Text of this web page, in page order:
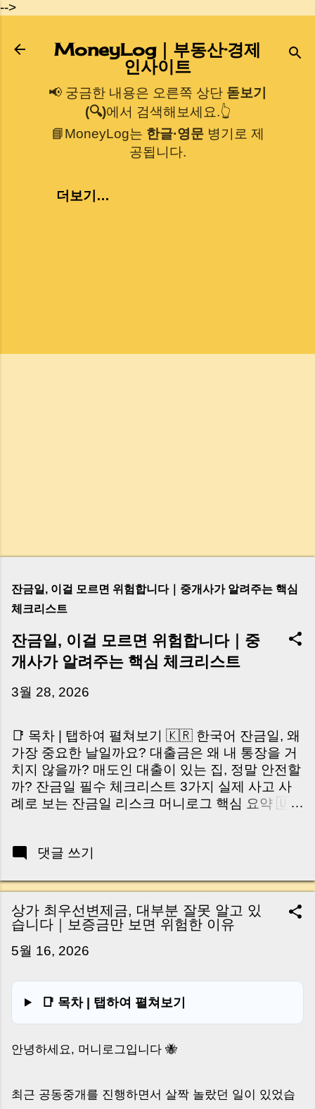
-->
기본 콘텐츠로 건너뛰기
MoneyLog｜부동산·경제
인사이트
📢 궁금한 내용은 오른쪽 상단 돋보기
(🔍)에서 검색해보세요.👆
📘MoneyLog는 한글·영문병기로 제
공됩니다.
더보기…
잔금일, 이걸 모르면 위험합니다｜중개사가 알려주는 핵심
체크리스트
잔금일, 이걸 모르면 위험합니다｜중
개사가 알려주는 핵심 체크리스트
3월 28, 2026
📑 목차 | 탭하여 펼쳐보기 🇰🇷 한국어 잔금일, 왜
가장 중요한 날일까요? 대출금은 왜 내 통장을 거
치지 않을까? 매도인 대출이 있는 집, 정말 안전할
까? 잔금일 필수 체크리스트 3가지 실제 사고 사
례로 보는 잔금일 리스크 머니로그 핵심 요약 🇺🇸
Safe If the Seller Has a Loan? 3 Must-Check
to Avoid MoneyLog Key Takeaway 혹시 이런 생
각 해보신 적 있으신가요? “잔금일… 그냥 돈 보내
고 끝나는 거 아닌가요?” 하지만 현장에서 보면 전
는 날’이 아니라, 수천만 원, 많게는 수억 원이 한
3시, 이체 한도에 막혀 송금이 멈췄고 그 자리에서
계약이 무산될 뻔한 아찔한 상황이 있었습니다. 또
어떤 분은 이렇게 말씀하십니다. “내 대출인데 왜
내 통장으로 안 들어오죠?” “매도인이 대출 안 갚
조’를 몰라서 생기는 걱정입니다. 그래서 오늘은
댓글 쓰기
상가 최우선변제금, 대부분 잘못 알고 있
습니다｜보증금만 보면 위험한 이유
5월 16, 2026
📑 목차 | 탭하여 펼쳐보기
안녕하세요, 머니로그입니다 🐝
최근 공동중개를 진행하면서 살짝 놀랐던 일이 있었습